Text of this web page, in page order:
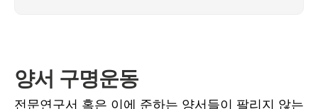
양서 구명운동
전문연구서 혹은 이에 준하는 양서들이 팔리지 않는